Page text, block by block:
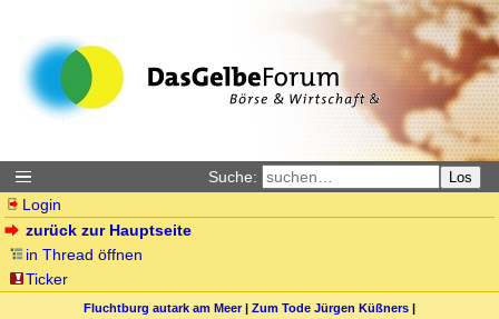
Suche: Los
Login
zurück zur Hauptseite
in Thread öffnen
Ticker
Fluchtburg autark am Meer| Zum Tode Jürgen Küßners |